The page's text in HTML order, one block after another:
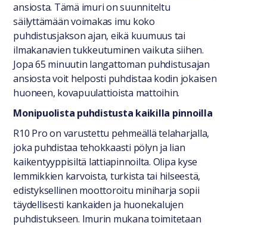
ansiosta. Tämä imuri on suunniteltu
säilyttämään voimakas imu koko
puhdistusjakson ajan, eikä kuumuus tai
ilmakanavien tukkeutuminen vaikuta siihen.
Jopa 65 minuutin langattoman puhdistusajan
ansiosta voit helposti puhdistaa kodin jokaisen
huoneen, kovapuulattioista mattoihin.
Monipuolista puhdistusta kaikilla pinnoilla
R10 Pro on varustettu pehmeällä telaharjalla,
joka puhdistaa tehokkaasti pölyn ja lian
kaikentyyppisiltä lattiapinnoilta. Olipa kyse
lemmikkien karvoista, turkista tai hilseestä,
edistyksellinen moottoroitu miniharja sopii
täydellisesti kankaiden ja huonekalujen
puhdistukseen. Imurin mukana toimitetaan